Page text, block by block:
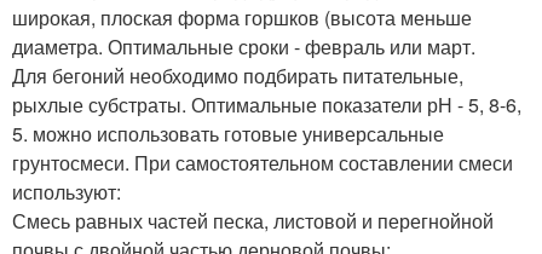
широкая, плоская форма горшков (высота меньше
диаметра. Оптимальные сроки - февраль или март.
Для бегоний необходимо подбирать питательные,
рыхлые субстраты. Оптимальные показатели рН - 5, 8-6,
5. можно использовать готовые универсальные
грунтосмеси. При самостоятельном составлении смеси
используют:
Смесь равных частей песка, листовой и перегнойной